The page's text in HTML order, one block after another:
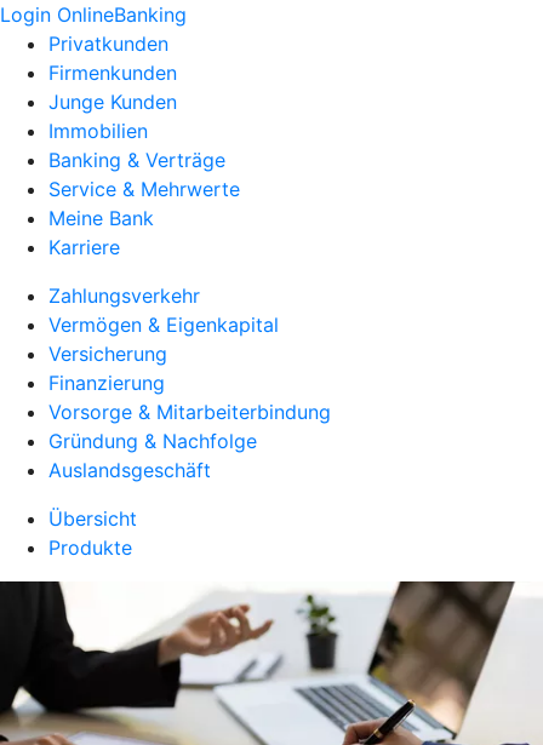
Login OnlineBanking
Privatkunden
Firmenkunden
Junge Kunden
Immobilien
Banking & Verträge
Service & Mehrwerte
Meine Bank
Karriere
Zahlungsverkehr
Vermögen & Eigenkapital
Versicherung
Finanzierung
Vorsorge & Mitarbeiterbindung
Gründung & Nachfolge
Auslandsgeschäft
Übersicht
Produkte